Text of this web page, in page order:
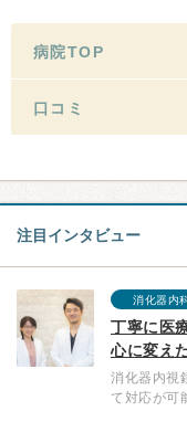
病院TOP
口コミ
注目インタビュー
消化器内
丁寧に医
心に変え
消化器内視
て対応が可